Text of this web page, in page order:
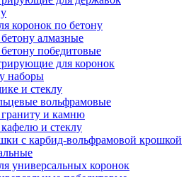
коронок по бетону
алмазные
победитовые
для коронок
наборы
и стеклу
вольфрамовые
и камню
и стеклу
с карбид-вольфрамовой крошкой
универсальных коронок